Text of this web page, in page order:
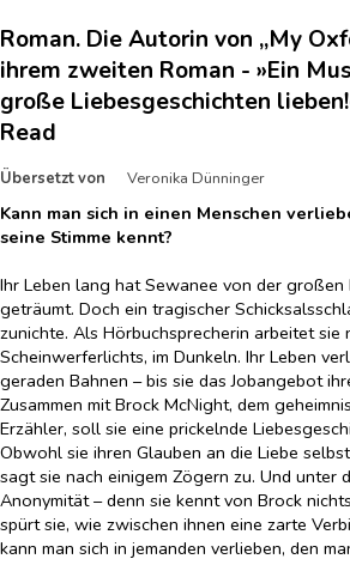
Roman. Die Autorin von „My
ihrem zweiten Roman - »Ein
große Liebesgeschichten
Read
Übersetzt von Veronika Dünninger
Kann man sich in einen Menschen
seine Stimme kennt?
Ihr Leben lang hat Sewanee von der
geträumt. Doch ein tragischer
zunichte. Als Hörbuchsprecherin arbeitet sie
Scheinwerferlichts, im Dunkeln. Ihr Leben
geraden Bahnen – bis sie das Jobangebot
Zusammen mit Brock McNight, dem
Erzähler, soll sie eine prickelnde
Obwohl sie ihren Glauben an die Liebe
sagt sie nach einigem Zögern zu. Und unter
Anonymität – denn sie kennt von Brock
spürt sie, wie zwischen ihnen eine zarte
kann man sich in jemanden verlieben, den